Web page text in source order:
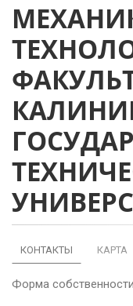
КОНТАКТЫ КАРТА
Форма